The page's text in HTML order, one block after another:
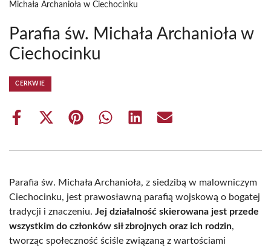
Michała Archanioła w Ciechocinku
Parafia św. Michała Archanioła w
Ciechocinku
CERKWIE
Share
Share
(Twitter)
Share Share Share Share
Parafia św. Michała Archanioła, z siedzibą w malowniczym
Ciechocinku, jest prawosławną parafią wojskową o bogatej
tradycji i znaczeniu. Jej działalność skierowana jest przede
wszystkim do członków sił zbrojnych oraz ich rodzin,
tworząc społeczność ściśle związaną z wartościami